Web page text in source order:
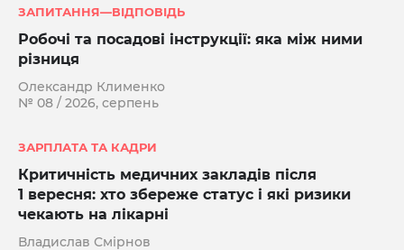
ЗАПИТАННЯ—ВІДПОВІДЬ
Робочі та посадові інструкції: яка між ними
різниця
Олександр Клименко
№ 08 / 2026, серпень
ЗАРПЛАТА ТА КАДРИ
Критичність медичних закладів після
1 вересня: хто збереже статус і які ризики
чекають на лікарні
Владислав Смірнов